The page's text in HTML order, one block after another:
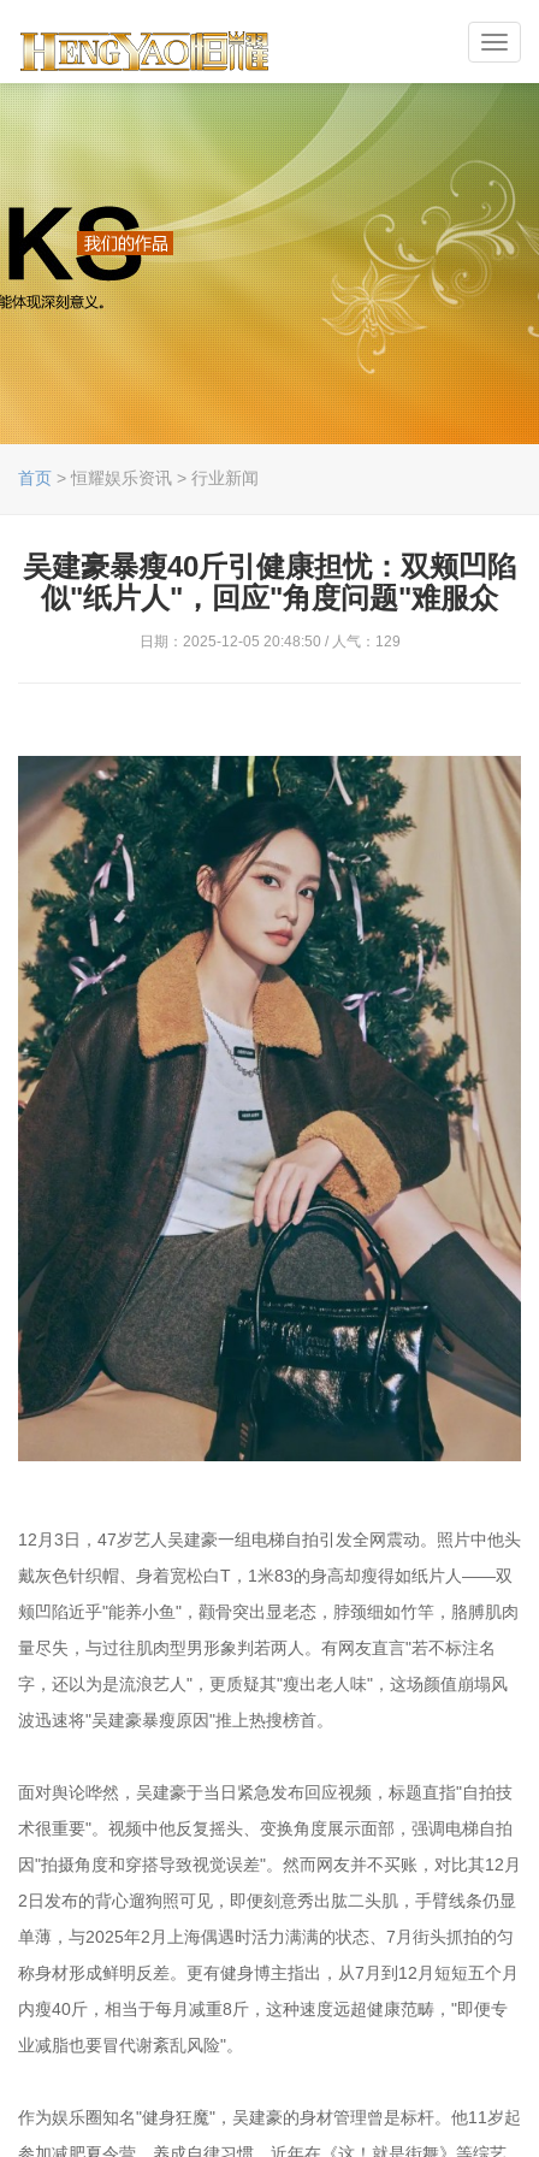
首页 > 恒耀娱乐资讯 > 行业新闻
吴建豪暴瘦40斤引健康担忧：双颊凹陷
似"纸片人"，回应"角度问题"难服众
日期：2025-12-05 20:48:50 / 人气：129
12月3日，47岁艺人吴建豪一组电梯自拍引发全网震动。照片中他头
戴灰色针织帽、身着宽松白T，1米83的身高却瘦得如纸片人——双
颊凹陷近乎"能养小鱼"，颧骨突出显老态，脖颈细如竹竿，胳膊肌肉
量尽失，与过往肌肉型男形象判若两人。有网友直言"若不标注名
字，还以为是流浪艺人"，更质疑其"瘦出老人味"，这场颜值崩塌风
波迅速将"吴建豪暴瘦原因"推上热搜榜首。
面对舆论哗然，吴建豪于当日紧急发布回应视频，标题直指"自拍技
术很重要"。视频中他反复摇头、变换角度展示面部，强调电梯自拍
因"拍摄角度和穿搭导致视觉误差"。然而网友并不买账，对比其12月
2日发布的背心遛狗照可见，即便刻意秀出肱二头肌，手臂线条仍显
单薄，与2025年2月上海偶遇时活力满满的状态、7月街头抓拍的匀
称身材形成鲜明反差。更有健身博主指出，从7月到12月短短五个月
内瘦40斤，相当于每月减重8斤，这种速度远超健康范畴，"即便专
业减脂也要冒代谢紊乱风险"。
作为娱乐圈知名"健身狂魔"，吴建豪的身材管理曾是标杆。他11岁起